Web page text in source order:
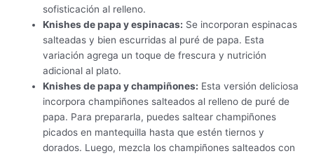
sofisticación al relleno.
Knishes de papa y espinacas: Se incorporan espinacas
salteadas y bien escurridas al puré de papa. Esta
variación agrega un toque de frescura y nutrición
adicional al plato.
Knishes de papa y champiñones: Esta versión deliciosa
incorpora champiñones salteados al relleno de puré de
papa. Para prepararla, puedes saltear champiñones
picados en mantequilla hasta que estén tiernos y
dorados. Luego, mezcla los champiñones salteados con